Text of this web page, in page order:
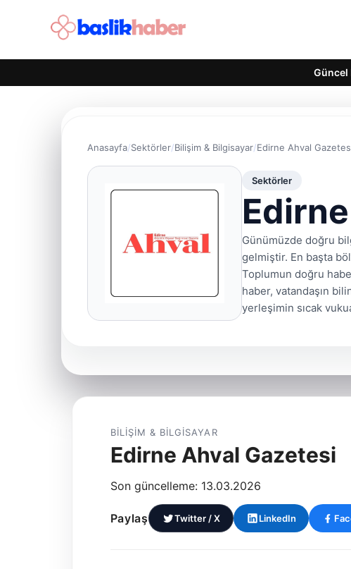
Güncel
Anasayfa Sektörler Bilişim & Bilgisayar Edirne Ahval
Sektörler
Günümüzde doğru
gelmiştir. En başta
Toplumun doğru
haber, vatandaşın
yerleşimin sıcak
BILIŞIM & BILGISAYAR
Edirne Ahval Gazetesi
Son güncelleme: 13.03.2026
Paylaş Twitter / X LinkedIn